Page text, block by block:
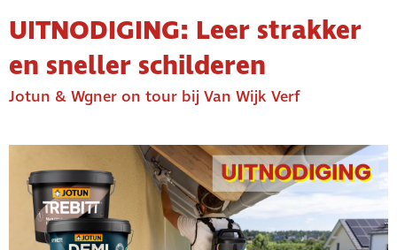
UITNODIGING: Leer strakker
en sneller schilderen
Jotun & Wgner on tour bij Van Wijk Verf